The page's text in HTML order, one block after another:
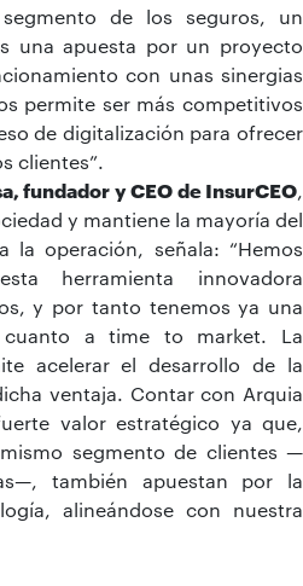
de los seguros, un
una apuesta por un proyecto
con unas sinergias
permite ser más competitivos
de digitalización para ofrecer
clientes”.
fundador y CEO de InsurCEO,
y mantiene la mayoría del
la operación, señala: “Hemos
herramienta innovadora
y por tanto tenemos ya una
a time to market. La
acelerar el desarrollo de la
ventaja. Contar con Arquia
valor estratégico ya que,
segmento de clientes —
también apuestan por la
alineándose con nuestra